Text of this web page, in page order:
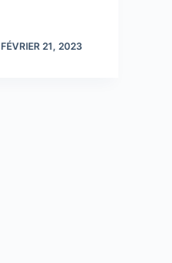
FÉVRIER 21, 2023